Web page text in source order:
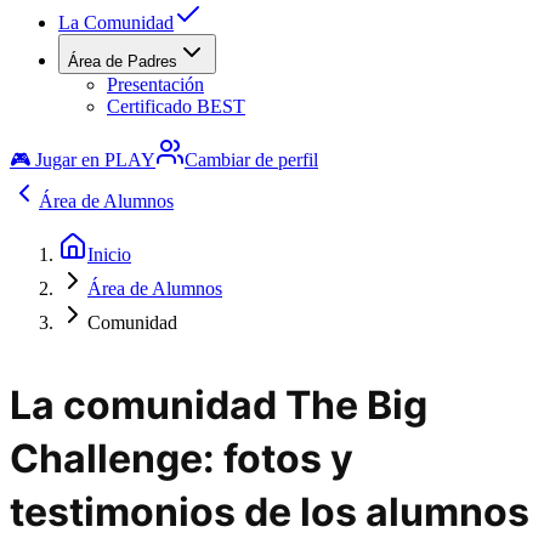
La Comunidad
Área de Padres
Presentación
Certificado BEST
🎮 Jugar en PLAY
Cambiar de perfil
Área de Alumnos
Inicio
Área de Alumnos
Comunidad
La comunidad The Big
Challenge: fotos y
testimonios de los alumnos